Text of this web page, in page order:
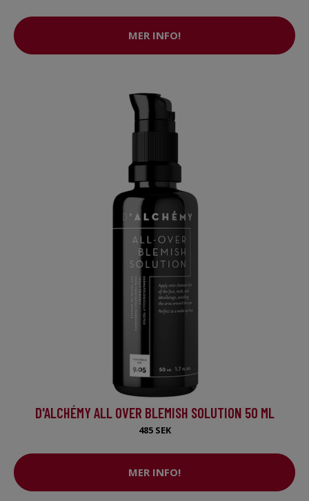
MER INFO!
D'ALCHÉMY ALL OVER BLEMISH SOLUTION 50 ML
485 SEK
MER INFO!